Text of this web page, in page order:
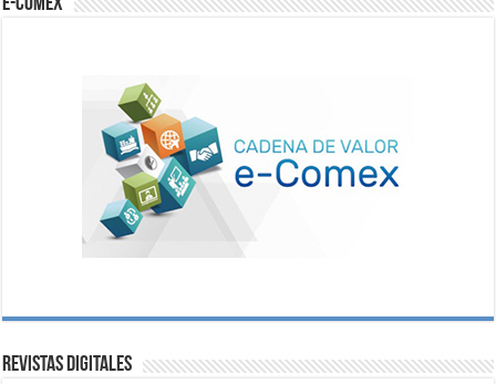
Revistas digitales